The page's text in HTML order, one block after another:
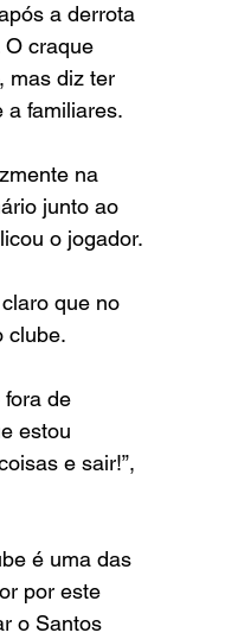
a derrota
O craque
mas diz ter
a familiares.
na
junto ao
o jogador.
que no
clube.
de
estou
e sair!”,
é uma das
por este
o Santos